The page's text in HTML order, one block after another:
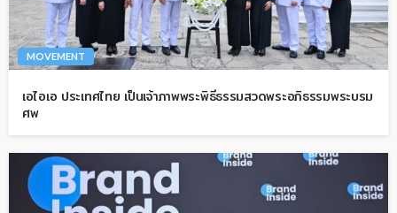
MOVEMENT
เอไอเอ ประเทศไทย เป็นเจ้าภาพพระพิธีธรรมสวดพระอภิธรรมพระบรม
ศพ